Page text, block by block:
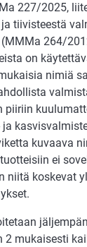
227/2025,
tiivisteestä
264/
on
nimiä
piiriin
ja
kuvaava
ei
niitä koskevat
2 mukaisesti